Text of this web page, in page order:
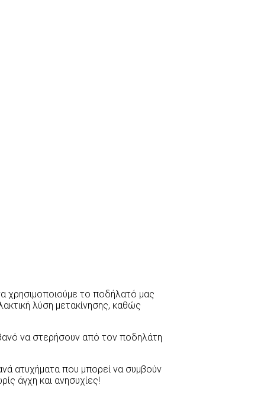
χρησιμοποιούμε το ποδήλατό μας
λύση μετακίνησης, καθώς
να στερήσουν από τον ποδηλάτη
ατυχήματα που μπορεί να συμβούν
άγχη και ανησυχίες!